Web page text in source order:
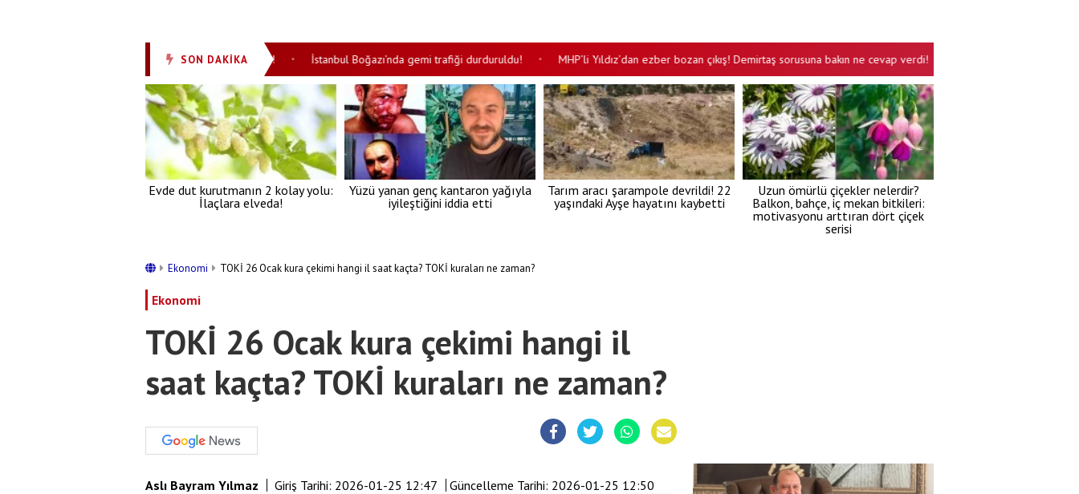
SON DAKİKA
FETÖ'cü hainin alçakça itirafları mide bulandırdı! İstanbul Boğazı’nda gemi trafiği durduruldu! • MHP’li Yıldız’dan ezber bozan çıkış! Demirtaş sorusuna bakın ne cevap verdi! •
Evde dut kurutmanın 2 kolay yolu:
İlaçlara elveda!
Yüzü yanan genç kantaron yağıyla
iyileştiğini iddia etti
Tarım aracı şarampole devrildi! 22
yaşındaki Ayşe hayatını kaybetti
Uzun ömürlü çiçekler nelerdir?
Balkon, bahçe, iç mekan bitkileri:
motivasyonu arttıran dört çiçek
serisi
Ekonomi TOKİ 26 Ocak kura çekimi hangi il saat kaçta? TOKİ kuraları ne zaman?
Ekonomi
TOKİ 26 Ocak kura çekimi hangi il
saat kaçta? TOKİ kuraları ne zaman?
Aslı Bayram Yılmaz Giriş Tarihi: 2026-01-25 12:47 Güncelleme Tarihi: 2026-01-25 12:50